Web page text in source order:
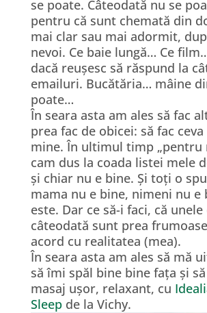
se poate. Câteodată nu se
pentru că sunt chemată din
mai clar sau mai adormit,
nevoi. Ce baie lungă… Ce
dacă reușesc să răspund la
emailuri. Bucătăria… mâine
poate…
În seara asta am ales să fac
prea fac de obicei: să fac
mine. În ultimul timp „pentru
cam dus la coada listei mele
și chiar nu e bine. Și toți o
mama nu e bine, nimeni nu e
este. Dar ce să-i faci, că
câteodată sunt prea
acord cu realitatea (mea).
În seara asta am ales să mă
să îmi spăl bine bine fața și
masaj ușor, relaxant, cu
Sleepde la Vichy.